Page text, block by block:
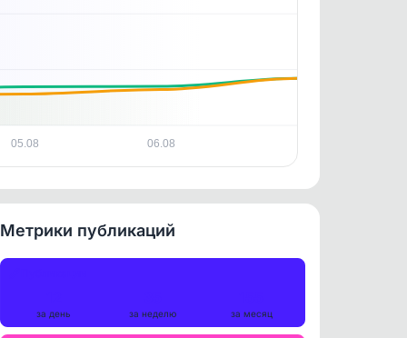
05.08 06.08
Метрики публикаций
за день за неделю за месяц